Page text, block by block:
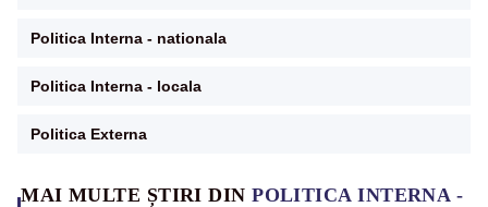
MAI MULTE ȘTIRI DINPOLITICA INTERNA -
Politica Interna - nationala
Politica Interna - locala
Politica Externa